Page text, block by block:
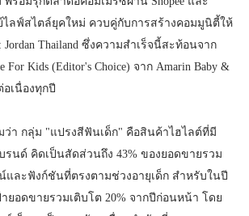
ย์ไลฟ์สไตล์ยุคใหม่ ควบคู่กับการสร้างคอมมูนิตี้ให้
Jordan Thailand ซึ่งความสำเร็จนี้สะท้อนจาก
For Kids (Editor's Choice) จาก Amarin Baby &
อเนื่องทุกปี
ว่า กลุ่ม "แปรงสีฟันเด็ก" คือสินค้าไฮไลต์ที่มี
รนด์ คิดเป็นสัดส่วนถึง 43% ของยอดขายรวม
และฟังก์ชันที่ตรงตามช่วงอายุเด็ก สำหรับในปี
ายอดขายรวมเติบโต 20% จากปีก่อนหน้า โดย